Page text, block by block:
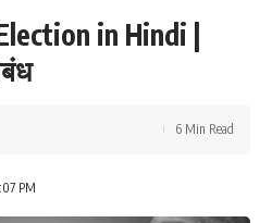
in Hindi |
PM
6 Min Read